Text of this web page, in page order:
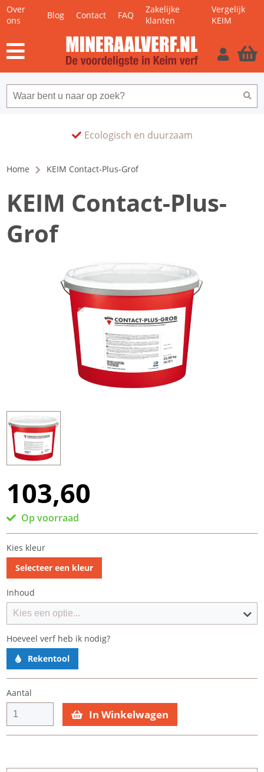
Over
ons
Blog Contact FAQ
Zakelijke
klanten
Vergelijk
KEIM
Ecologisch en duurzaam
Home KEIM Contact-Plus-Grof
KEIM Contact-Plus-
Grof
103,60
Op voorraad
Kies kleur
Selecteer een kleur
Inhoud
Hoeveel verf heb ik nodig?
Rekentool
Aantal
In Winkelwagen